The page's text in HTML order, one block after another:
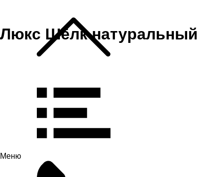
Меню
Люкс Шёлк натуральный